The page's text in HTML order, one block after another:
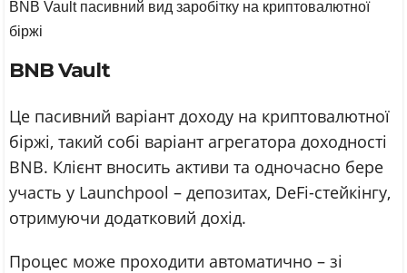
BNB Vault пасивний вид заробітку на криптовалютної
біржі
BNB Vault
Це пасивний варіант доходу на криптовалютної
біржі, такий собі варіант агрегатора доходності
BNB. Клієнт вносить активи та одночасно бере
участь у Launchpool – депозитах, DeFi-стейкінгу,
отримуючи додатковий дохід.
Процес може проходити автоматично – зі